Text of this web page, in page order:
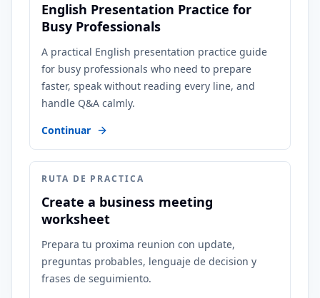
English Presentation Practice for
Busy Professionals
A practical English presentation practice guide
for busy professionals who need to prepare
faster, speak without reading every line, and
handle Q&A calmly.
Continuar
RUTA DE PRACTICA
Create a business meeting
worksheet
Prepara tu proxima reunion con update,
preguntas probables, lenguaje de decision y
frases de seguimiento.